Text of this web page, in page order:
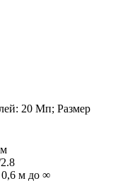
20 Мп; Размер
0,6 м до ∞